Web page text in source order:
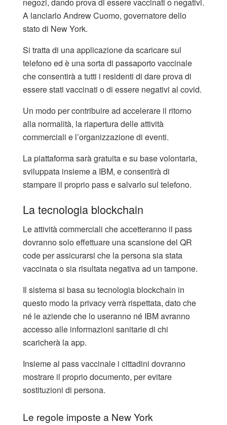
A lanciarlo Andrew Cuomo, governatore dello
stato di New York.
Si tratta di una applicazione da scaricare sul
telefono ed è una sorta di passaporto vaccinale
che consentirà a tutti i residenti di dare prova di
essere stati vaccinati o di essere negativi al covid.
Un modo per contribuire ad accelerare il ritorno
alla normalità, la riapertura delle attività
commerciali e l’organizzazione di eventi.
La piattaforma sarà gratuita e su base volontaria,
sviluppata insieme a IBM, e consentirà di
stampare il proprio pass e salvarlo sul telefono.
La tecnologia blockchain
Le attività commerciali che accetteranno il pass
dovranno solo effettuare una scansione del QR
code per assicurarsi che la persona sia stata
vaccinata o sia risultata negativa ad un tampone.
Il sistema si basa su tecnologia blockchain in
questo modo la privacy verrà rispettata, dato che
né le aziende che lo useranno né IBM avranno
accesso alle informazioni sanitarie di chi
scaricherà la app.
Insieme al pass vaccinale i cittadini dovranno
mostrare il proprio documento, per evitare
sostituzioni di persona.
Le regole imposte a New York